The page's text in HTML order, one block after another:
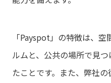
「Payspot」の特徴は、
ルムと、公共の場所で見
たことです。また、弊社